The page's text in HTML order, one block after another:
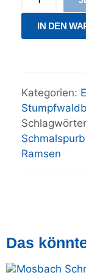
IN DEN
Kategorien:
Ramsen
Das